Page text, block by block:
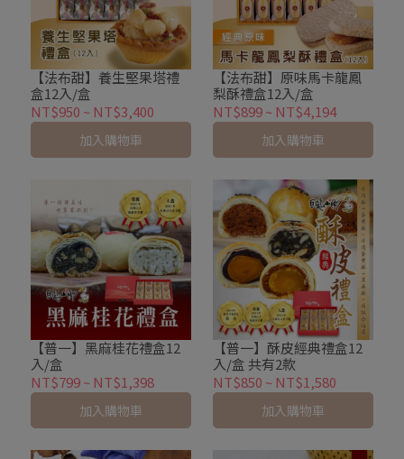
【法布甜】養生堅果塔禮
盒12入/盒
NT$950 ~ NT$3,400
加入購物車
【法布甜】原味馬卡龍鳳
梨酥禮盒12入/盒
NT$899~ NT$4,194
加入購物車
【普一】黑麻桂花禮盒12
入/盒
NT$799~ NT$1,398
加入購物車
【普一】酥皮經典禮盒12
入/盒 共有2款
NT$850 ~ NT$1,580
加入購物車